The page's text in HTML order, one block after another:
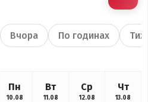
Вчора По годинах
Пн
10.08
Вт
11.08
Ср
12.08
Чт
13.08